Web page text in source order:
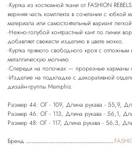
-Куртка из костюмной ткани от FASHION
верхняя часть комплекта в сочетании с
материала или самостоятельный вариант
-Нежно-голубой контрастный кант по линии
добавляет свежести изделию в цвете мокко.
-Куртка прямого свободного кроя с отложным
металлическую молнию.
-Спереди на полочках — прорезные карманы
-Изделие на подкладке с декоративной
дизайн-группы Memphis.
Размер 44: ОГ - 109, Длина рукава - 55,9,
Размер 46: ОГ - 113, Длина рукава - 56,1,
Размер 48: ОГ - 117, Длина рукава - 56,3,
Бренд